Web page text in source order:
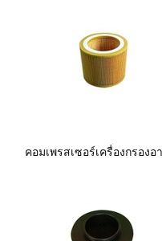
คอมเพรสเซอร์เครื่องกรองอ